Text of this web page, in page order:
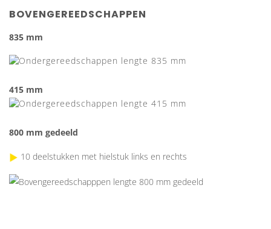
BOVENGEREEDSCHAPPEN
835 mm
415 mm
800 mm gedeeld
10 deelstukken met hielstuk links en rechts